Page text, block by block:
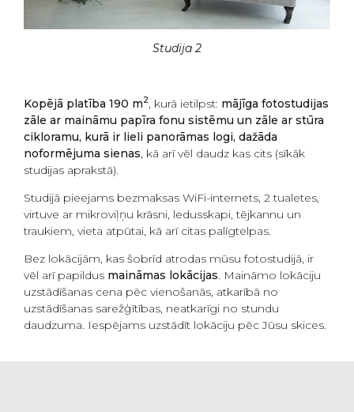
Studija 2
Kopējā platība 190 m2 , kurā ietilpst: mājīga fotostudijas
zāle ar maināmu papīra fonu sistēmu un zāle ar stūra
cikloramu, kurā ir lieli panorāmas logi, dažāda
noformējuma sienas , kā arī vēl daudz kas cits (sīkāk
studijas aprakstā).
Studijā pieejams bezmaksas WiFi-internets, 2 tualetes,
virtuve ar mikroviļņu krāsni, ledusskapi, tējkannu un
traukiem, vieta atpūtai, kā arī citas palīgtelpas.
Bez lokācijām, kas šobrīd atrodas mūsu fotostudijā, ir
vēl arī papildus maināmas lokācijas . Maināmo lokāciju
uzstādīšanas cena pēc vienošanās, atkarībā no
uzstādīšanas sarežģītības, neatkarīgi no stundu
daudzuma. Iespējams uzstādīt lokāciju pēc Jūsu skices.